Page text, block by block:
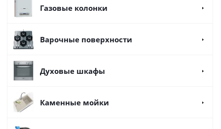
Газовые колонки
Варочные поверхности
Духовые шкафы
Каменные мойки